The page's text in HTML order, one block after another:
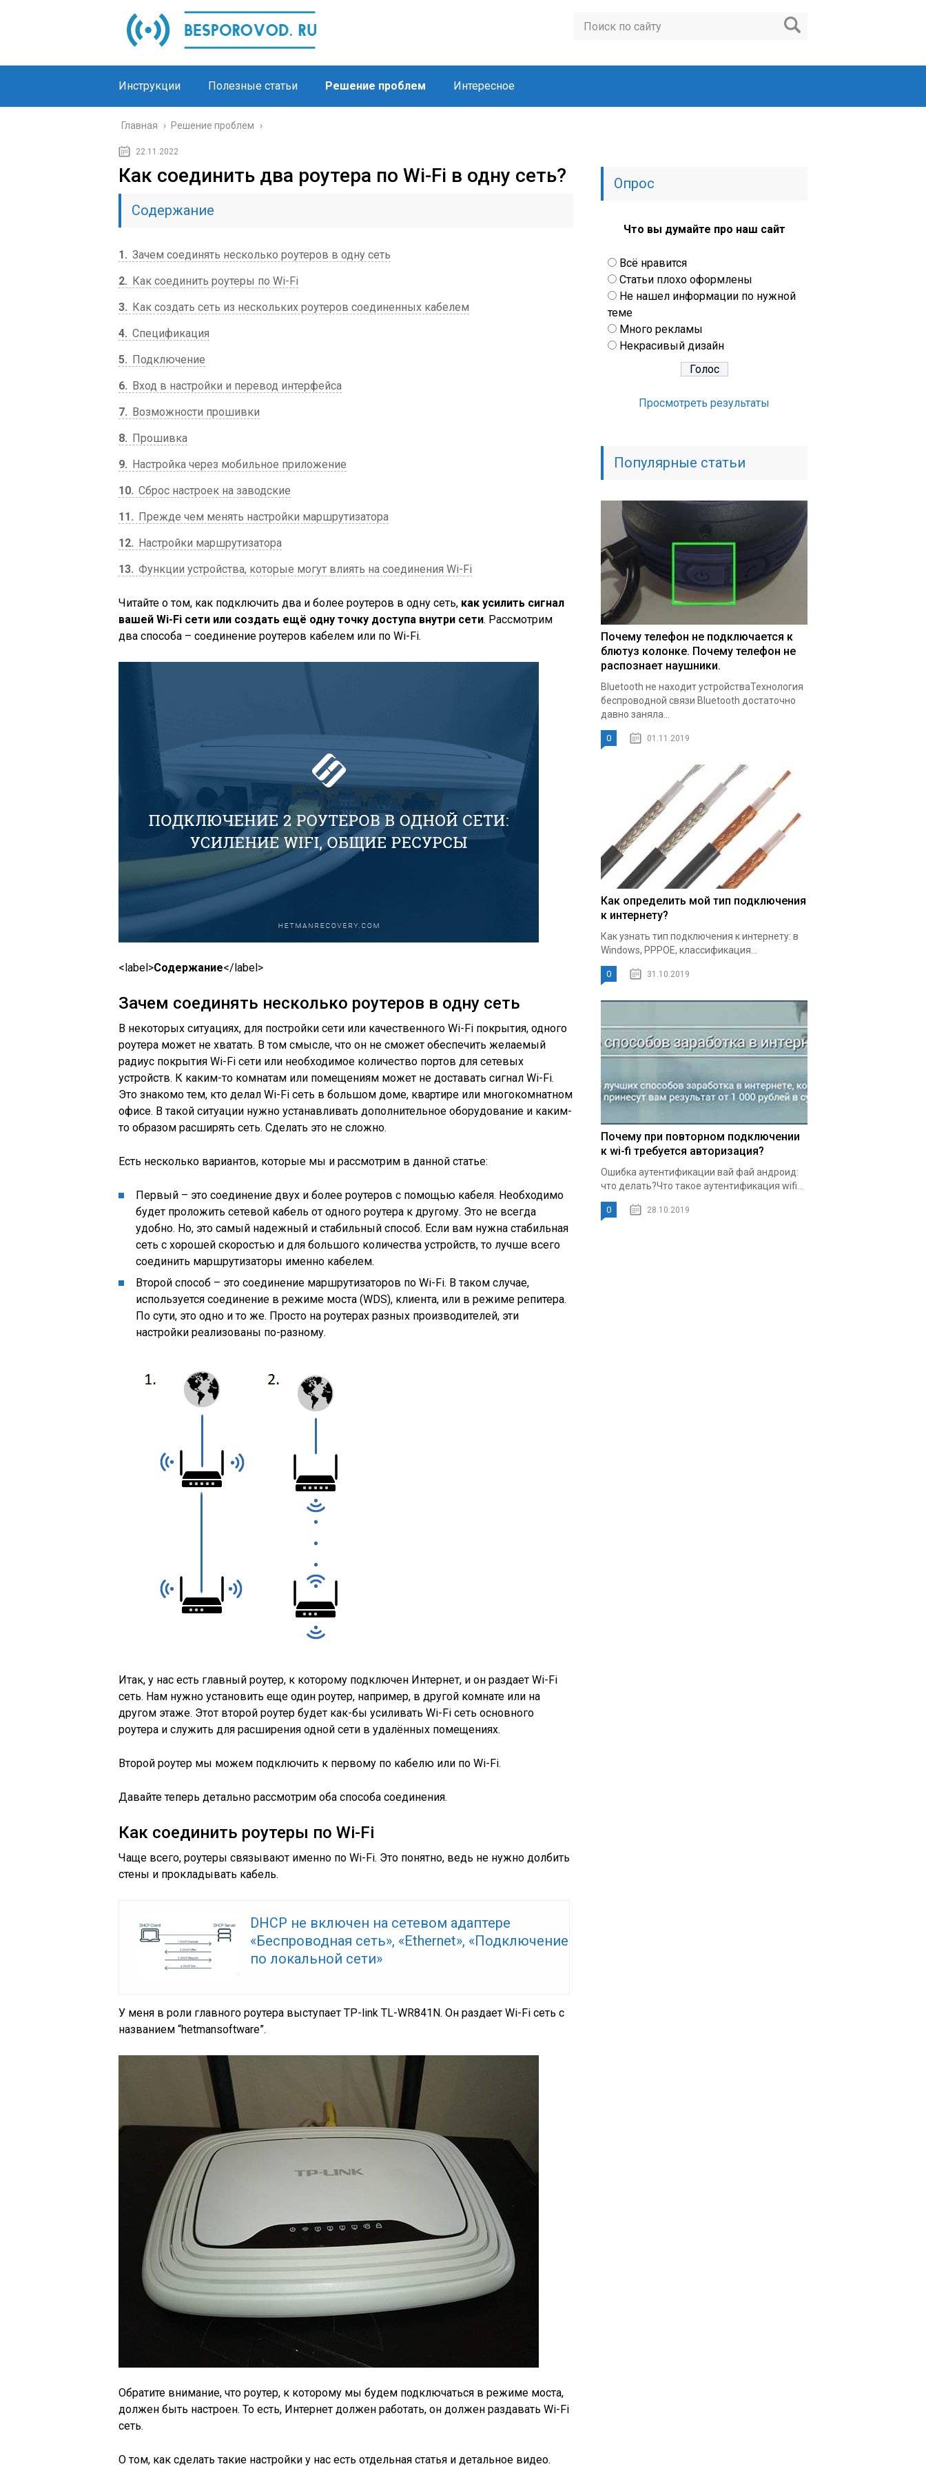
Инструкции Полезные статьи Решение проблем Интересное
Главная › Решение проблем ›
22.11.2022
Как соединить два роутера по Wi-Fi в одну сеть?
Содержание
1
Зачем соединять несколько роутеров в одну сеть
2
Как соединить роутеры по Wi-Fi
3
Как создать сеть из нескольких роутеров соединенных кабелем
4 Спецификация
5
Подключение
6
Вход в настройки и перевод интерфейса
7
Возможности прошивки
8
Прошивка
9
Настройка через мобильное приложение
10 Сброс настроек на заводские
11
Прежде чем менять настройки маршрутизатора
12
Настройки маршрутизатора
13 Функции устройства, которые могут влиять на соединения Wi-Fi
Читайте о том, как подключить два и более роутеров в одну сеть, как усилить сигнал
вашей Wi-Fi сети или создать ещё одну точку доступа внутри сети. Рассмотрим
два способа – соединение роутеров кабелем или по Wi-Fi.
<label>Содержание</label>
Зачем соединять несколько роутеров в одну сеть
В некоторых ситуациях, для постройки сети или качественного Wi-Fi покрытия, одного
роутера может не хватать. В том смысле, что он не сможет обеспечить желаемый
радиус покрытия Wi-Fi сети или необходимое количество портов для сетевых
устройств. К каким-то комнатам или помещениям может не доставать сигнал Wi-Fi.
Это знакомо тем, кто делал Wi-Fi сеть в большом доме, квартире или многокомнатном
офисе. В такой ситуации нужно устанавливать дополнительное оборудование и каким-
то образом расширять сеть. Сделать это не сложно.
Есть несколько вариантов, которые мы и рассмотрим в данной статье:
Первый – это соединение двух и более роутеров с помощью кабеля. Необходимо
будет проложить сетевой кабель от одного роутера к другому. Это не всегда
удобно. Но, это самый надежный и стабильный способ. Если вам нужна стабильная
сеть с хорошей скоростью и для большого количества устройств, то лучше всего
соединить маршрутизаторы именно кабелем.
Второй способ – это соединение маршрутизаторов по Wi-Fi. В таком случае,
используется соединение в режиме моста (WDS), клиента, или в режиме репитера.
По сути, это одно и то же. Просто на роутерах разных производителей, эти
настройки реализованы по-разному.
Итак, у нас есть главный роутер, к которому подключен Интернет, и он раздает Wi-Fi
сеть. Нам нужно установить еще один роутер, например, в другой комнате или на
другом этаже. Этот второй роутер будет как-бы усиливать Wi-Fi сеть основного
роутера и служить для расширения одной сети в удалённых помещениях.
Второй роутер мы можем подключить к первому по кабелю или по Wi-Fi.
Давайте теперь детально рассмотрим оба способа соединения.
Как соединить роутеры по Wi-Fi
Чаще всего, роутеры связывают именно по Wi-Fi. Это понятно, ведь не нужно долбить
стены и прокладывать кабель.
DHCP не включен на сетевом адаптере
«Беспроводная сеть», «Ethernet», «Подключение
по локальной сети»
У меня в роли главного роутера выступает TP-link TL-WR841N. Он раздает Wi-Fi сеть с
названием “hetmansoftware”.
Обратите внимание, что роутер, к которому мы будем подключаться в режиме моста,
должен быть настроен. То есть, Интернет должен работать, он должен раздавать Wi-Fi
сеть.
О том, как сделать такие настройки у нас есть отдельная статья и детальное видео.
Опрос
Что вы думайте про наш сайт
Всё нравится
Статьи плохо оформлены
Не нашел информации по нужной
теме
Много рекламы
Некрасивый дизайн
Просмотреть результаты
Популярные статьи
Почему телефон не подключается к
блютуз колонке. Почему телефон не
распознает наушники.
Bluetooth не находит устройстваТехнология
беспроводной связи Bluetooth достаточно
давно заняла...
0 01.11.2019
Как определить мой тип подключения
к интернету?
Как узнать тип подключения к интернету: в
Windows, PPPOE, классификация...
0 31.10.2019
Почему при повторном подключении
к wi-fi требуется авторизация?
Ошибка аутентификации вай фай андроид:
что делать?Что такое аутентификация wifi...
0 28.10.2019